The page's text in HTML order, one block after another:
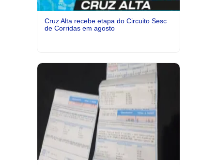
Cruz Alta recebe etapa do Circuito Sesc
de Corridas em agosto